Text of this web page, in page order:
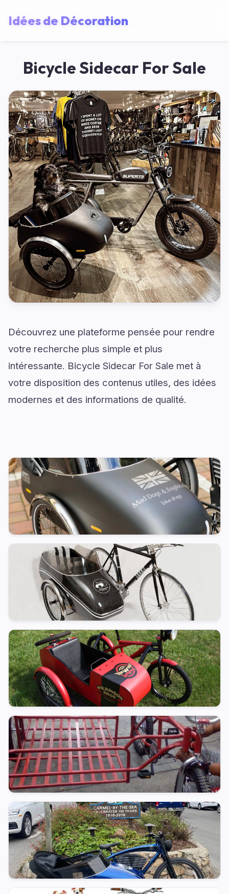
Idées de Décoration
Bicycle Sidecar For Sale
Découvrez une plateforme pensée pour rendre
votre recherche plus simple et plus
intéressante. Bicycle Sidecar For Sale met à
votre disposition des contenus utiles, des idées
modernes et des informations de qualité.